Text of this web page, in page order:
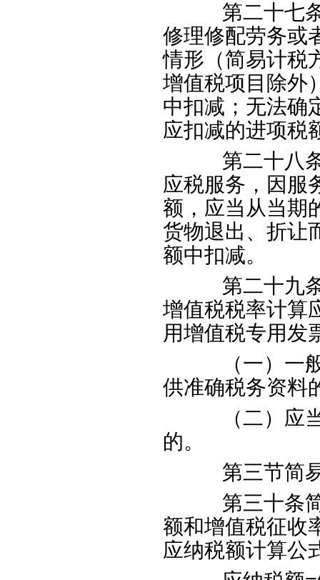
第二十七条
修理修配劳务或
情形（简易计税
增值税项目除外
中扣减；无法确
应扣减的进项税
第二十八条
应税服务，因服
额，应当从当期
货物退出、折让
额中扣减。
第二十九条
增值税税率计算
用增值税专用发
（一）一般
供准确税务资料
（二）应当
的。
第三节简易
第三十条简
额和增值税征收
应纳税额计算公